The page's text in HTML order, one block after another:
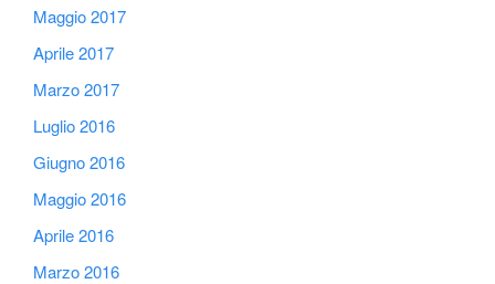
Maggio 2017
Aprile 2017
Marzo 2017
Luglio 2016
Giugno 2016
Maggio 2016
Aprile 2016
Marzo 2016